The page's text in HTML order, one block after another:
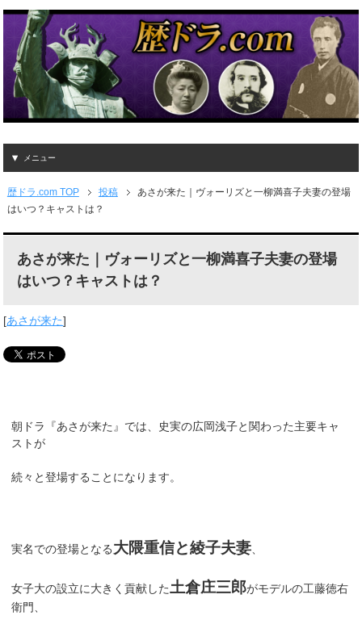
メニュー
歴ドラ.com TOP 投稿
あさが来た｜ヴォーリズと一柳満喜子夫妻の登場
はいつ？キャストは？
あさが来た｜ヴォーリズと一柳満喜子夫妻の登場
はいつ？キャストは？
[あさが来た]
朝ドラ『あさが来た』では、史実の広岡浅子と関わった主要キャ
ストが
続々と登場することになります。
実名での登場となる大隈重信と綾子夫妻
女子大の設立に大きく貢献した 土倉庄三郎がモデルの工藤徳右
衛門、